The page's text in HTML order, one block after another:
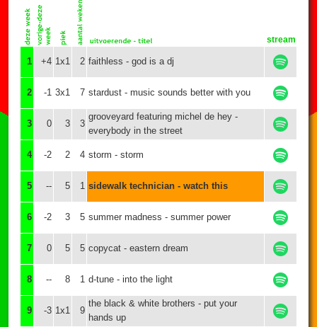
stream
1 +4 1x1 2 faithless - god is a dj
2 -1 3x1 7 stardust - music sounds better with you
3 0 3 3
grooveyard featuring michel de hey -
everybody in the street
4 -2 2 4 storm - storm
5 -- 5 1 sidewalk technician - watch this
6 -2 3 5 summer madness - summer power
7 0 5 5 copycat - eastern dream
8 -- 8 1 d-tune - into the light
9 -3 1x1 9
the black & white brothers - put your
hands up